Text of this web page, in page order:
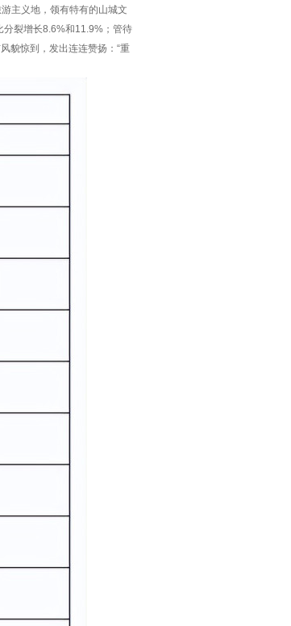
主义地，领有特有的山城文
分裂增长8.6%和11.9%；管待
貌惊到，发出连连赞扬：“重